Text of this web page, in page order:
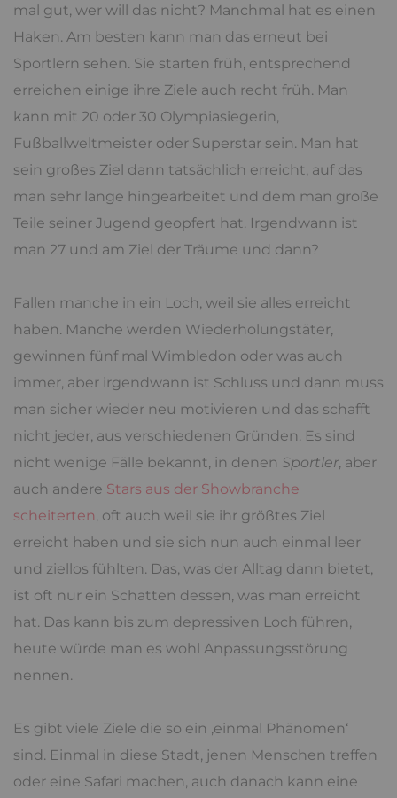
mal gut, wer will das nicht? Manchmal hat es einen
Haken. Am besten kann man das erneut bei
Sportlern sehen. Sie starten früh, entsprechend
erreichen einige ihre Ziele auch recht früh. Man
kann mit 20 oder 30 Olympiasiegerin,
Fußballweltmeister oder Superstar sein. Man hat
sein großes Ziel dann tatsächlich erreicht, auf das
man sehr lange hingearbeitet und dem man große
Teile seiner Jugend geopfert hat. Irgendwann ist
man 27 und am Ziel der Träume und dann?
Fallen manche in ein Loch, weil sie alles erreicht
haben. Manche werden Wiederholungstäter,
gewinnen fünf mal Wimbledon oder was auch
immer, aber irgendwann ist Schluss und dann muss
man sicher wieder neu motivieren und das schafft
nicht jeder, aus verschiedenen Gründen. Es sind
nicht wenige Fälle bekannt, in denen Sportler, aber
auch andere Stars aus der Showbranche
scheiterten, oft auch weil sie ihr größtes Ziel
erreicht haben und sie sich nun auch einmal leer
und ziellos fühlten. Das, was der Alltag dann bietet,
ist oft nur ein Schatten dessen, was man erreicht
hat. Das kann bis zum depressiven Loch führen,
heute würde man es wohl Anpassungsstörung
nennen.
Es gibt viele Ziele die so ein ‚einmal Phänomen‘
sind. Einmal in diese Stadt, jenen Menschen treffen
oder eine Safari machen, auch danach kann eine